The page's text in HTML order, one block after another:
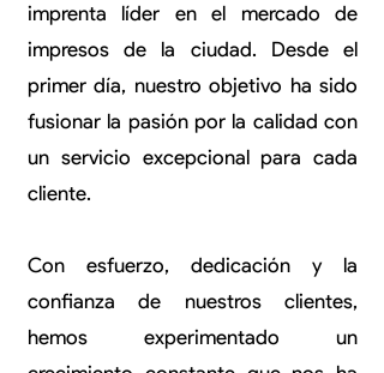
imprenta líder en el mercado de
impresos de la ciudad. Desde el
primer día, nuestro objetivo ha sido
fusionar la pasión por la calidad con
un servicio excepcional para cada
cliente.
Con esfuerzo, dedicación y la
confianza de nuestros clientes,
hemos experimentado un